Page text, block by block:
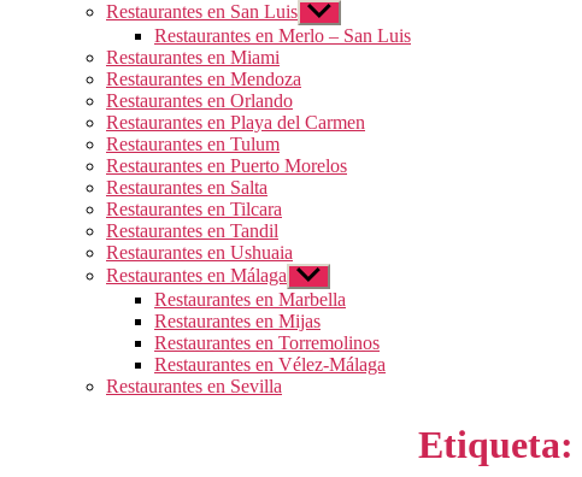
Restaurantes en San Luis Mostrar
el
submenú
Restaurantes en Merlo – San Luis
Restaurantes en Miami
Restaurantes en Mendoza
Restaurantes en Orlando
Restaurantes en Playa del Carmen
Restaurantes en Tulum
Restaurantes en Puerto Morelos
Restaurantes en Salta
Restaurantes en Tilcara
Restaurantes en Tandil
Restaurantes en Ushuaia
Restaurantes en Málaga Mostrar
el
submenú
Restaurantes en Marbella
Restaurantes en Mijas
Restaurantes en Torremolinos
Restaurantes en Vélez-Málaga
Restaurantes en Sevilla
Etiqueta: